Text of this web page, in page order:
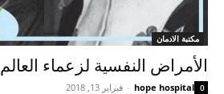
مكتبة الادمان
الأمراض النفسية لزعماء العالم
hope hospital
- فبراير 13, 2018 0